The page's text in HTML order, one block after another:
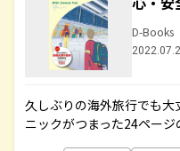
D-Books
久しぶりの海外旅行でも
ニックがつまった24ペー